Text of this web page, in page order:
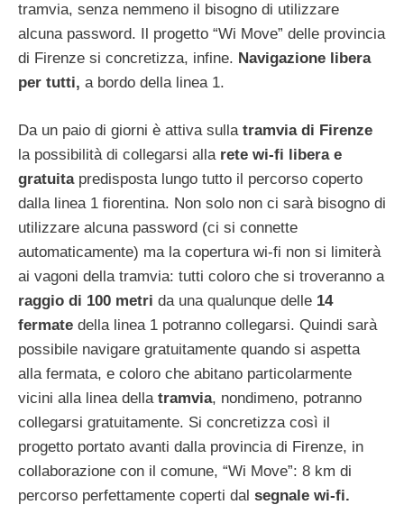
tramvia, senza nemmeno il bisogno di utilizzare
alcuna password. Il progetto “Wi Move” delle provincia
di Firenze si concretizza, infine. Navigazione libera
per tutti, a bordo della linea 1.
Da un paio di giorni è attiva sulla tramvia di Firenze
la possibilità di collegarsi alla rete wi-fi libera e
gratuitapredisposta lungo tutto il percorso coperto
dalla linea 1 fiorentina. Non solo non ci sarà bisogno di
utilizzare alcuna password (ci si connette
automaticamente) ma la copertura wi-fi non si limiterà
ai vagoni della tramvia: tutti coloro che si troveranno a
raggio di 100 metri da una qualunque delle 14
fermate della linea 1 potranno collegarsi. Quindi sarà
possibile navigare gratuitamente quando si aspetta
alla fermata, e coloro che abitano particolarmente
vicini alla linea della tramvia, nondimeno, potranno
collegarsi gratuitamente. Si concretizza così il
progetto portato avanti dalla provincia di Firenze, in
collaborazione con il comune, “Wi Move”: 8 km di
percorso perfettamente coperti dal segnale wi-fi.